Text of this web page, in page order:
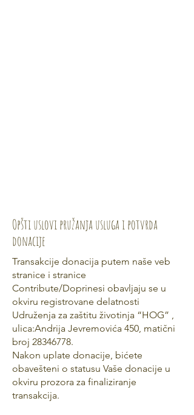
Opšti uslovi pružanja usluga i potvrda
donacije
Transakcije donacija putem naše veb
stranice i stranice
Contribute/Doprinesi obavljaju se u
okviru registrovane delatnosti
Udruženja za zaštitu životinja “HOG” ,
ulica:Andrija Jevremovića 450, matični
broj 28346778.
Nakon uplate donacije, bićete
obavešteni o statusu Vaše donacije u
okviru prozora za finaliziranje
transakcija.